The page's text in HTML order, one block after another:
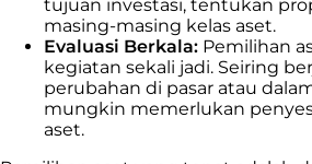
tujuan investasi, tentukan
masing-masing kelas aset.
Evaluasi Berkala: Pemilihan
kegiatan sekali jadi. Seiring
perubahan di pasar atau
mungkin memerlukan
aset.